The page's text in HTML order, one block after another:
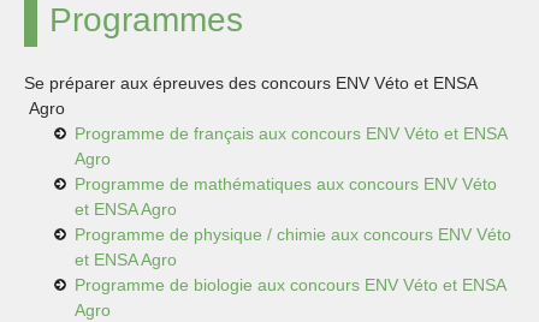
Programmes
Se préparer aux épreuves des concours ENV Véto et ENSA
Agro
Programme de français aux concours ENV Véto et ENSA
Agro
Programme de mathématiques aux concours ENV Véto
et ENSA Agro
Programme de physique / chimie aux concours ENV Véto
et ENSA Agro
Programme de biologie aux concours ENV Véto et ENSA
Agro